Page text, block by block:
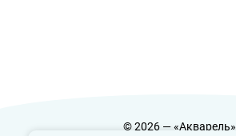
© 2026 — «Акварель»